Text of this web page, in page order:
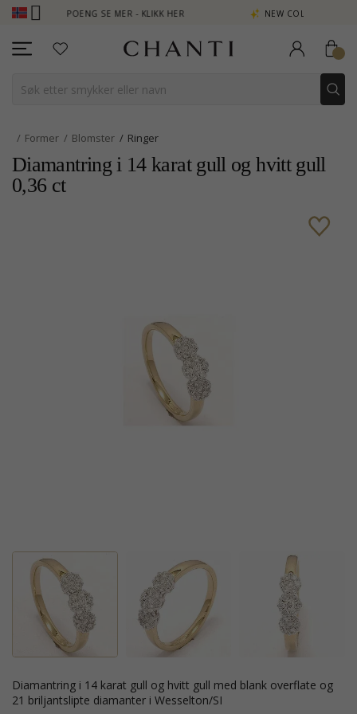
POENG SE MER - KLIKK HER NEW COLLECTION | AURA
Former Blomster Ringer
Diamantring i 14 karat gull og hvitt gull
0,36 ct
diamantring i 14 karat gull og hvitt gull med blank overflate og
21 briljantslipte diamanter i Wesselton/SI